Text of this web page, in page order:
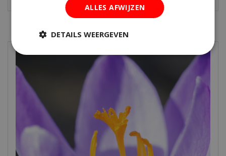
ALLES AFWIJZEN
DETAILS WEERGEVEN